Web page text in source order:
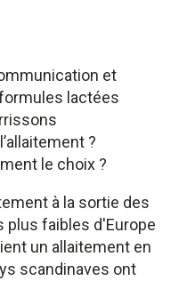
et
lactées
?
le choix ?
à la sortie des
plus faibles d'Europe
un allaitement en
scandinaves ont